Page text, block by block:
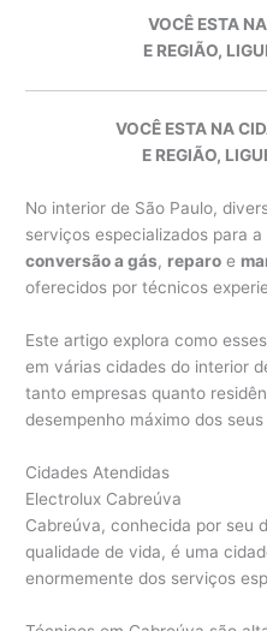
VOCÊ ESTA
E REGIÃO,
VOCÊ ESTA NA
E REGIÃO,
No interior de São Paulo,
serviços especializados para a
conversão a gás, reparo e
oferecidos por técnicos
Este artigo explora como
em várias cidades do interior
tanto empresas quanto
desempenho máximo dos
Cidades Atendidas
Electrolux Cabreúva
Cabreúva, conhecida por seu
qualidade de vida, é uma
enormemente dos serviços